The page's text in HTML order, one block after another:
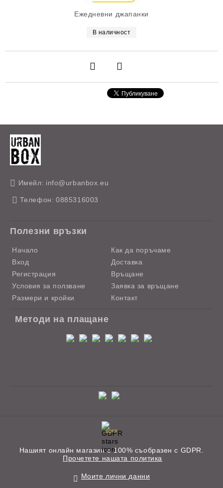
Ежедневни джапанки
В наличност
Имейл: info@urbanbox.eu
Телефон: 0885316003
Полезни връзки
Начало
Вход
Регистрация
Условия за ползване
Размери и кройки
Как да поръчаме
Доставка
Връщане
Заявка за връщане
Контакт
Методи на плащане
GDPR
Нашият онлайн магазин е 100% съобразен с GDPR.
Прочетете нашата политика
Моите лични данни